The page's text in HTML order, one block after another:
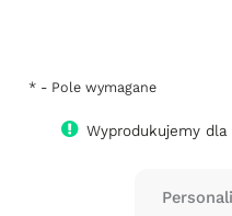
* - Pole wymagane
Wyprodukujemy